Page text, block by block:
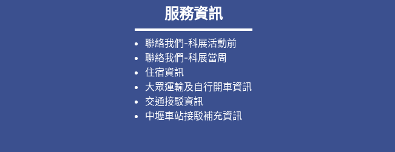
服務資訊
聯絡我們-科展活動前
聯絡我們-科展當周
住宿資訊
大眾運輸及自行開車資訊
交通接駁資訊
中壢車站接駁補充資訊